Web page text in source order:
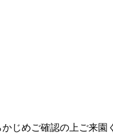
かじめご確認の上ご来園